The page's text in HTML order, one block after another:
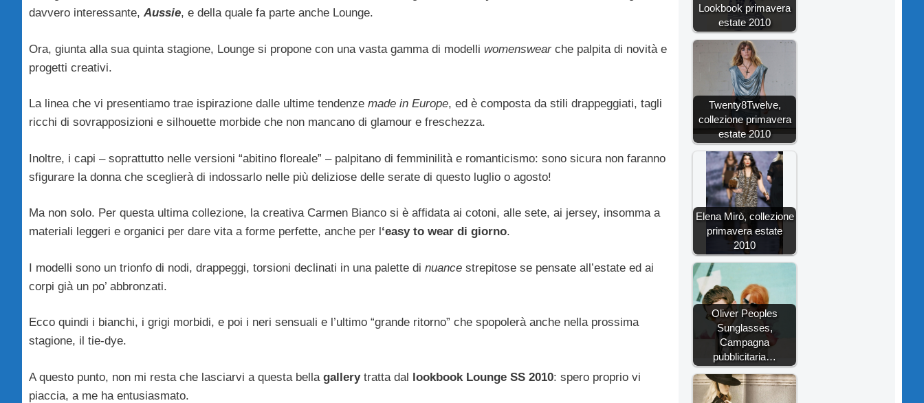
davvero interessante, Aussie, e della quale fa parte anche Lounge.
Ora, giunta alla sua quinta stagione, Lounge si propone con una vasta gamma di modelli womenswear che palpita di novità e
progetti creativi.
La linea che vi presentiamo trae ispirazione dalle ultime tendenze made in Europe, ed è composta da stili drappeggiati, tagli
ricchi di sovrapposizioni e silhouette morbide che non mancano di glamour e freschezza.
Inoltre, i capi – soprattutto nelle versioni “abitino floreale” – palpitano di femminilità e romanticismo: sono sicura non faranno
sfigurare la donna che sceglierà di indossarlo nelle più deliziose delle serate di questo luglio o agosto!
Ma non solo. Per questa ultima collezione, la creativa Carmen Bianco si è affidata ai cotoni, alle sete, ai jersey, insomma a
materiali leggeri e organici per dare vita a forme perfette, anche per l ‘easy to wear di giorno.
I modelli sono un trionfo di nodi, drappeggi, torsioni declinati in una palette di nuance strepitose se pensate all’estate ed ai
corpi già un po’ abbronzati.
Ecco quindi i bianchi, i grigi morbidi, e poi i neri sensuali e l’ultimo “grande ritorno” che spopolerà anche nella prossima
stagione, il tie-dye.
A questo punto, non mi resta che lasciarvi a questa bella gallerytratta dal lookbook Lounge SS 2010: spero proprio vi
piaccia, a me ha entusiasmato.
Lookbook primavera
estate 2010
Twenty8Twelve,
collezione primavera
estate 2010
Elena Mirò, collezione
primavera estate
2010
Oliver Peoples
Sunglasses,
Campagna
pubblicitaria…